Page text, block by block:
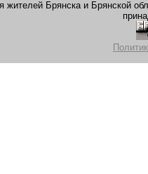
Брянска и Брянской